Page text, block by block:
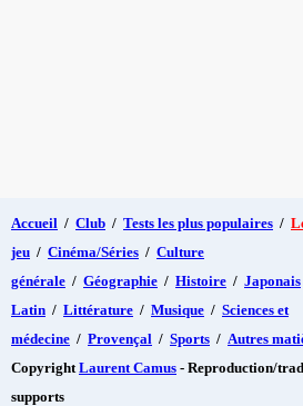
Accueil / Club / Tests les plus populaires /
jeu / Cinéma/Séries / Culture
générale / Géographie / Histoire / Japonais
Latin / Littérature / Musique / Sciences et
médecine / Provençal / Sports / Autres
Copyright Laurent Camus - Reproduction/
supports